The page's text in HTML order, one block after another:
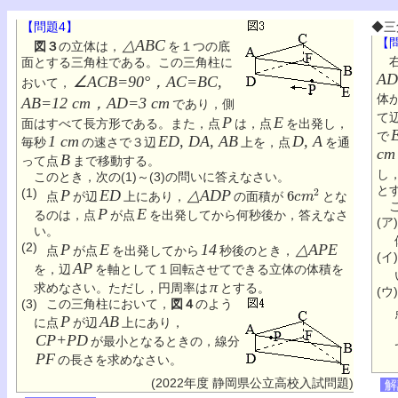
【問題4】
図３の立体は， △ABC を１つの底
面とする三角柱である。この三角柱に
おいて， ∠ACB=90°，AC=BC,
AB=12 cm，AD=3 cm であり，側
面はすべて長方形である。また，点P は，点E を出発し，
毎秒1 cm の速さで３辺 ED, DA, AB 上を，点D, A を通
って点B まで移動する。
このとき，次の(1)～(3)の問いに答えなさい。
(1)点Pが辺 ED 上にあり， △ADPの面積が 6 m2 とな
るのは，点Pが点E を出発してから何秒後か，答えなさ
い。
(2)点Pが点E を出発してから 14秒後のとき， △APE
を，辺 AP を軸として１回転させてできる立体の体積を
求めなさい。ただし，円周率はπ とする。
(3)この三角柱において， 図４のよう
に点Pが辺 AB 上にあり，
CP+PDが最小となるときの，線分
PFの長さを求めなさい。
(2022年度 静岡県公立高校入試問題)
◆三
【
体
て
で
cm
し
と
(ア)
(イ)
(ウ)